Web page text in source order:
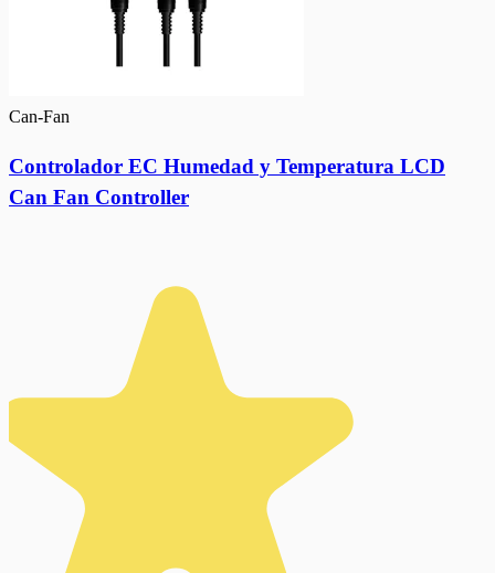
Can-Fan
Controlador EC Humedad y Temperatura LCD
Can Fan Controller